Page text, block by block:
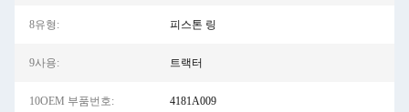
8유형: 피스톤 링
9사용: 트랙터
10OEM 부품번호: 4181A009